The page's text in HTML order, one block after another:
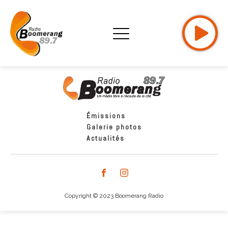
Émissions
Galerie photos
Actualités
Copyright © 2023 Boomerang Radio